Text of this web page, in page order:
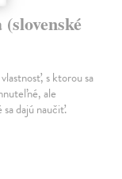
s ktorou sa
ale
dajú naučiť.